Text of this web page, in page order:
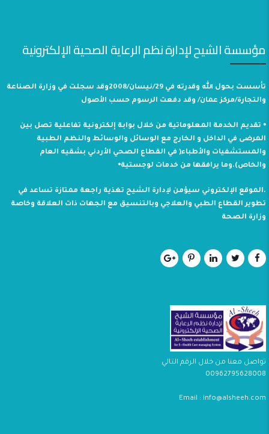
مؤسسة الشيح لإدارة نظم الرعاية الصحية الإلكترونية
تأسست بحول الله وقدرته في 29/نيسان/2008وقد سجلت في وزارة الصناعة
والتجارة/مركز عمان/ وقد دفعت الرسوم حسب الأصول
⦁ تقديم الخدمة المعلوماتية من خلال بوابة إلكترونية تفاعلية تصل بين
المرضى في الداخل و الخارج مع الوسائل والوسائط والنظم الطبية
والمستشفيات والأطباء( في القطاع الصحي الأردني بشقيه العام
والخاص).وما يرافقها من خدمات لوجستية⦁
.الموقع الإلكتروني سيؤمن لإدارة الشيح تغذية راجعة ممتازة تساعد في
تطوير القطاع الطبي والعلاجي وبالتنسيق مع الجهات ذات العلاقة وخاصة
وزارة الصحة
تواصل معنا من خلال الرقم التالي
00962795628008
Email : info@alsheeh.com